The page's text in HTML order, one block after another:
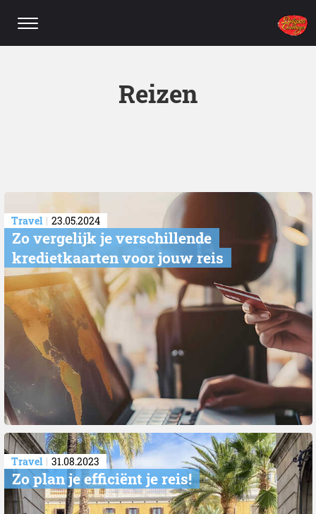
Travel 23.05.2024
​Zo vergelijk je verschillende
kredietkaarten voor jouw reis
Travel 31.08.2023
Zo plan je efficiënt je reis!